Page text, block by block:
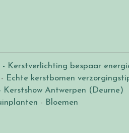
- Kerstverlichting bespaar
Echte kerstbomen
Kerstshow Antwerpen (Deurne)
- Bloemen